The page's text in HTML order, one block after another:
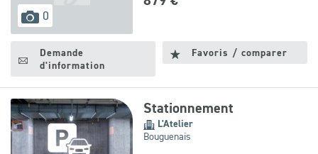
0
disponibles
Demande
d'information
Favoris / comparer
Stationnement
L'Atelier
Bouguenais